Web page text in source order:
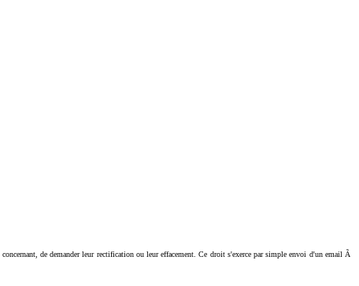
de demander leur rectification ou leur effacement. Ce droit s'exerce par simple envoi d'un email Ã